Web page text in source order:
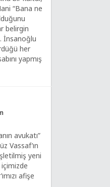
“Bana ne
belirgin
İnsanoğlu
her
yapmış
avukatı”
Vassaf’ın
yeni
içimizde
afişe